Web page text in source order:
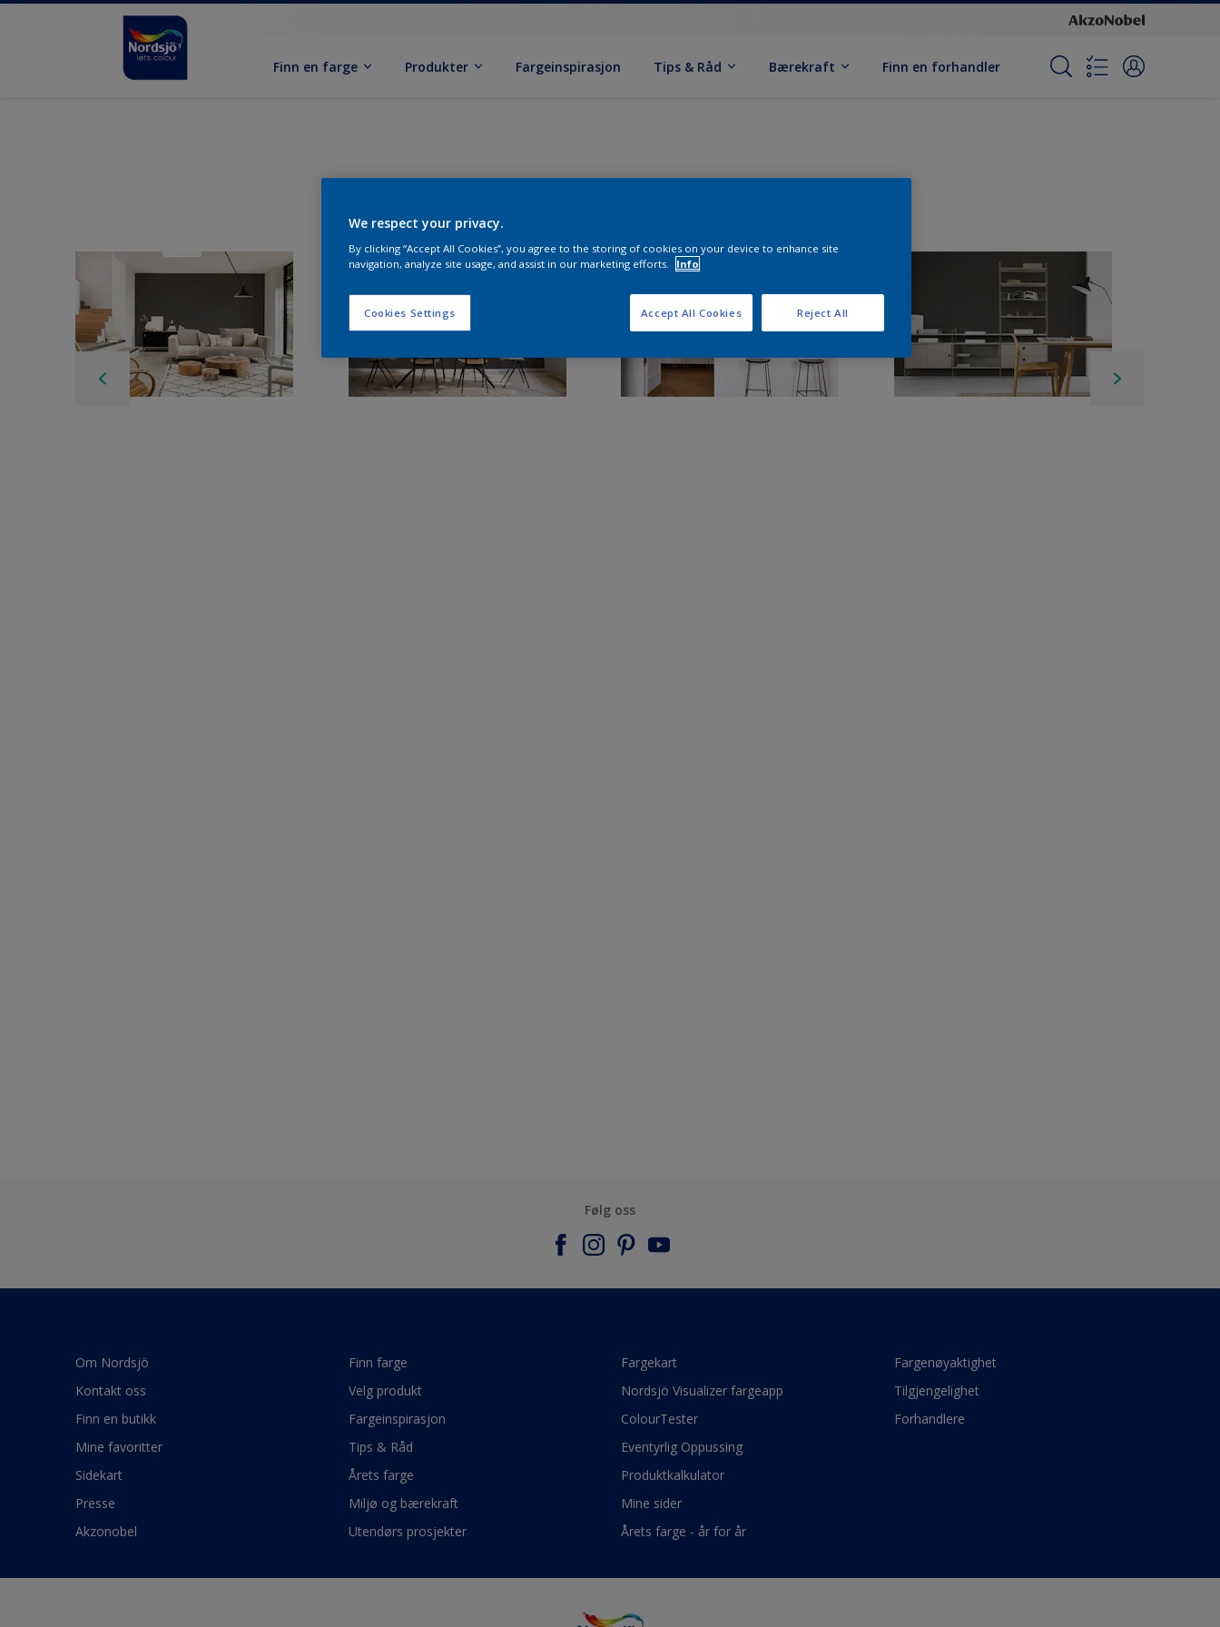
Finn en farge Produkter Fargeinspirasjon Tips & Råd Bærekraft Finn en forhandler
Følg oss
Om Nordsjö
Kontakt oss
Finn en butikk
Mine favoritter
Sidekart
Presse
Akzonobel
Finn farge
Velg produkt
Fargeinspirasjon
Tips & Råd
Årets farge
Miljø og bærekraft
Utendørs prosjekter
Fargekart
Nordsjö Visualizer fargeapp
ColourTester
Eventyrlig Oppussing
Produktkalkulator
Mine sider
Årets farge - år for år
Fargenøyaktighet
Tilgjengelighet
Forhandlere
We respect your privacy.
By clicking “Accept All Cookies”, you agree to the storing of cookies on your device to enhance site
navigation, analyze site usage, and assist in our marketing efforts.
Info
Cookies Settings Reject All
Accept All Cookies